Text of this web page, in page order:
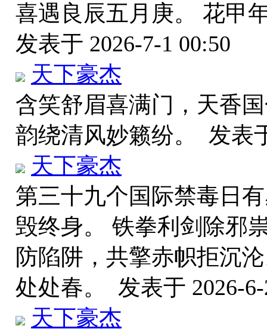
喜遇良辰五月庚。 花甲
发表于 2026-7-1 00:50
天下豪杰
含笑舒眉喜满门，天香
韵绕清风妙籁纷。 发表
天下豪杰
第三十九个国际禁毒日
毁终身。 铁拳利剑除邪
防陷阱，共擎赤帜拒沉
处处春。 发表于 2026-
天下豪杰